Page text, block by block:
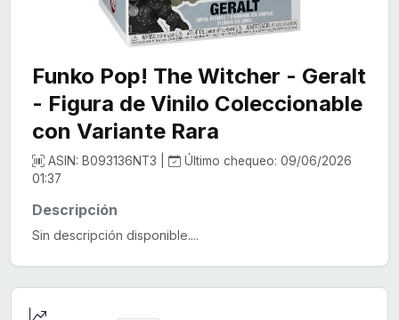
Funko Pop! The Witcher - Geralt
- Figura de Vinilo Coleccionable
con Variante Rara
ASIN: B093136NT3 |
Último chequeo: 09/06/2026
01:37
Descripción
Sin descripción disponible....